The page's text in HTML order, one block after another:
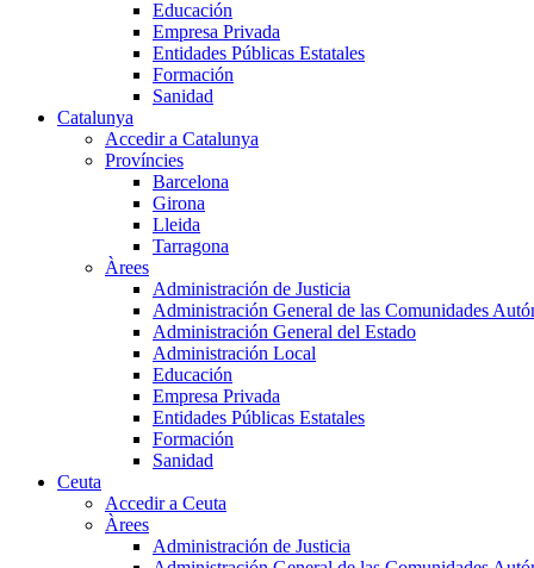
Educación
Empresa Privada
Entidades Públicas Estatales
Formación
Sanidad
Catalunya
Accedir a Catalunya
Províncies
Barcelona
Girona
Lleida
Tarragona
Àrees
Administración de Justicia
Administración General de las Comunidades
Administración General del Estado
Administración Local
Educación
Empresa Privada
Entidades Públicas Estatales
Formación
Sanidad
Ceuta
Accedir a Ceuta
Àrees
Administración de Justicia